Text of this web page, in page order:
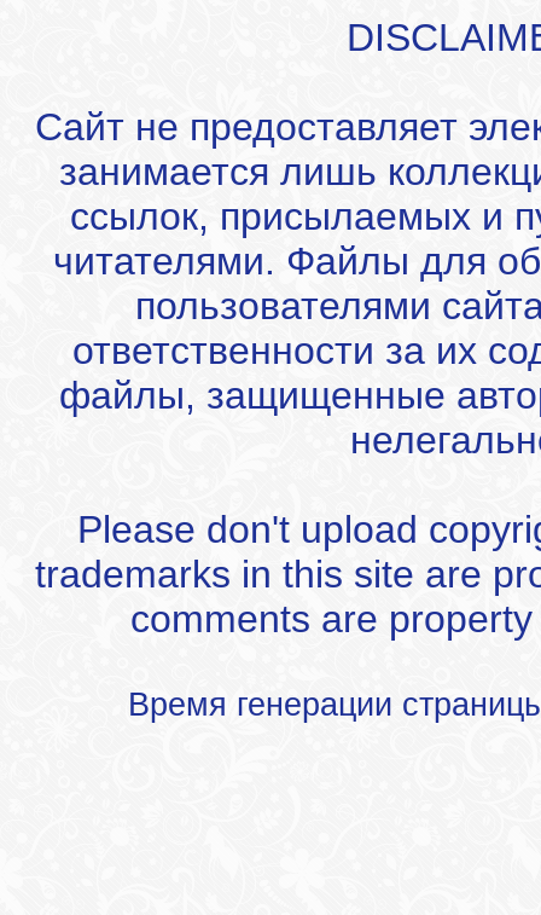
Сайт не предоставляет
занимается лишь
ссылок, присылаемых и
читателями. Файлы для
пользователями
ответственности за их
файлы, защищенные
Please don't upload
trademarks in this site are
comments are
Время генерации